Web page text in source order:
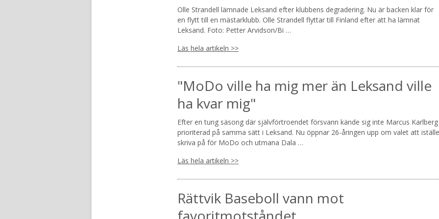
Olle Strandell lämnade Leksand efter klubbens degradering. Nu är backen klar för
en flytt till en mästarklubb. Olle Strandell flyttar till Finland efter att ha lämnat
Leksand. Foto: Petter Arvidson/Bi …
Läs hela artikeln >>
"MoDo ville ha mig mer än Leksand ville
ha kvar mig"
Efter en tung säsong där självförtroendet försvann kände sig inte Marcus Karlberg
prioriterad på samma sätt i Leksand. Nu öppnar 26-åringen upp om valet att
skriva på för MoDo och utmana Dala …
Läs hela artikeln >>
Rättvik Baseboll vann mot